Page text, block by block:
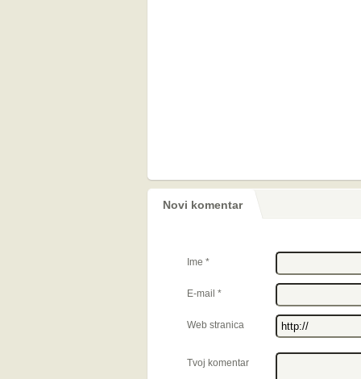
Novi komentar
Ime *
E-mail *
Web stranica
Tvoj komentar